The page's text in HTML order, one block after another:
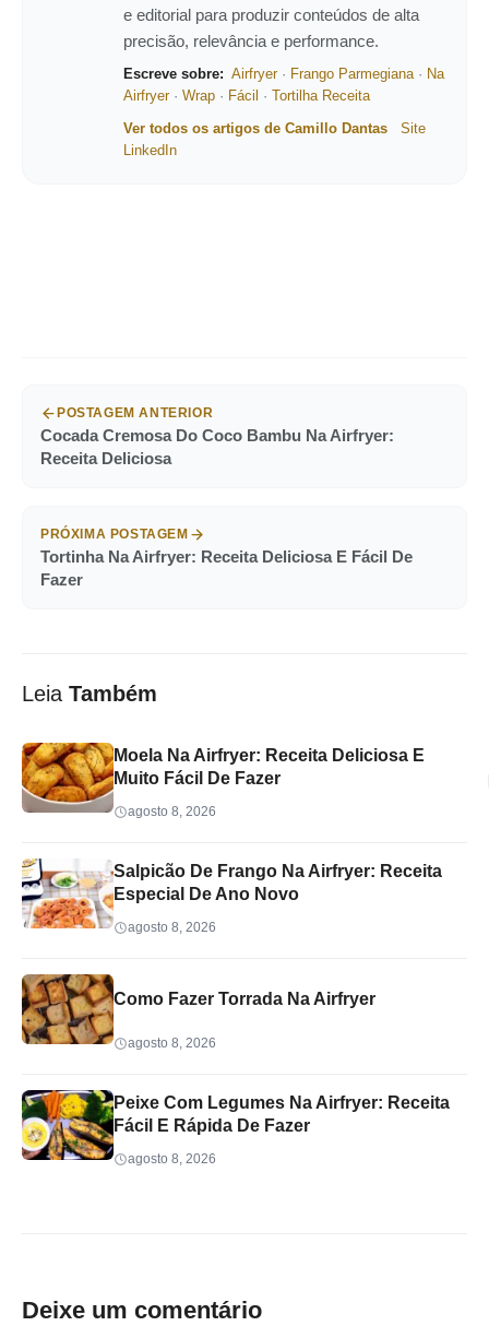
e editorial para produzir conteúdos de alta
precisão, relevância e performance.
Escreve sobre: Airfryer· Frango Parmegiana· Na
Airfryer· Wrap · Fácil · Tortilha Receita
Ver todos os artigos de Camillo Dantas
Site
LinkedIn
POSTAGEM ANTERIOR
Cocada Cremosa Do Coco Bambu Na Airfryer:
Receita Deliciosa
PRÓXIMA POSTAGEM
Tortinha Na Airfryer: Receita Deliciosa E Fácil De
Fazer
Leia Também
Moela Na Airfryer: Receita Deliciosa E
Muito Fácil De Fazer
agosto 8, 2026
Salpicão De Frango Na Airfryer: Receita
Especial De Ano Novo
agosto 8, 2026
Como Fazer Torrada Na Airfryer
agosto 8, 2026
Peixe Com Legumes Na Airfryer: Receita
Fácil E Rápida De Fazer
agosto 8, 2026
Deixe um comentário